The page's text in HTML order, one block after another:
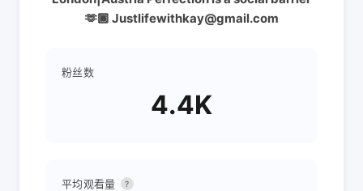
🫶🏾 Justlifewithkay@gmail.com
粉丝数
4.4K
平均观看量 ?